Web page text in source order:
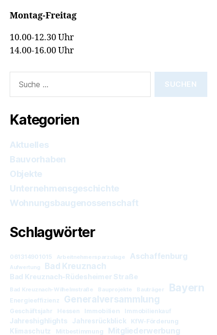
Montag-Freitag
10.00-12.30 Uhr
14.00-16.00 Uhr
nach:
Kategorien
Aktuelles
Bauvorhaben
Objekte
Unternehmensgeschichte
Wohnungsbaugenossenschaft
Schlagwörter
061314901015 Arbeitnehmersparzulage Aschaffenburg
Aufwertung Bad Kreuznach
Bad Kreuznach-Rüdesheimer Straße
Bad Kreuznach-Wilhelmstraße Bauprojekte Bauträger Bayern
Energieeffizienz Generalversammlung
Geschäftsjahr Hessen Immobilien Immobilienkauf
Jahreshighlights Jahresrückblick KfW-Förderung
Klimaschutz Mitbestimmung Mitgliederwerbung